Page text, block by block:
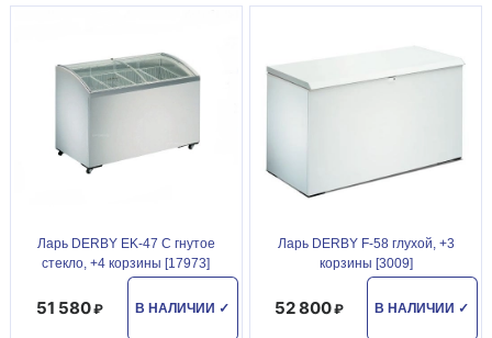
Ларь DERBY EK-47 C гнутое
стекло, +4 корзины [17973]
В НАЛИЧИИ ✓
51 580
Ларь DERBY F-58 глухой, +3
корзины [3009]
В НАЛИЧИИ ✓
52 800